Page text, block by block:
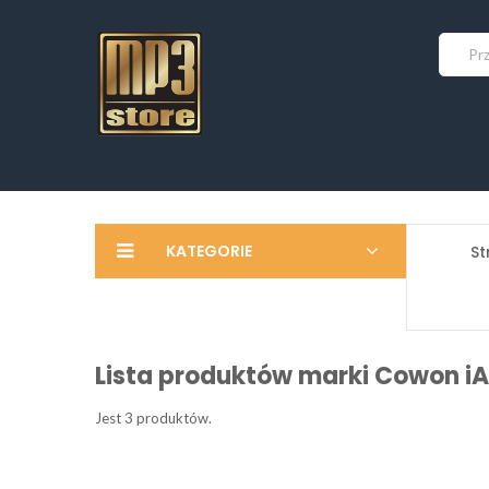
KATEGORIE
Lista produktów marki Cowon
Jest 3 produktów.